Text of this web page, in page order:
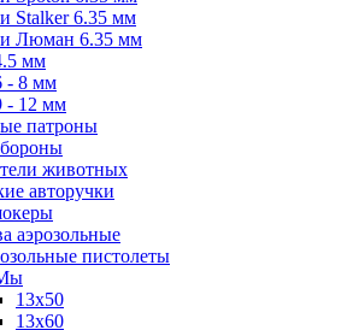
Stalker 6.35 мм
Люман 6.35 мм
мм
- 8 мм
- 12 мм
патроны
животных
авторучки
аэрозольные
пистолеты
13х50
13х60